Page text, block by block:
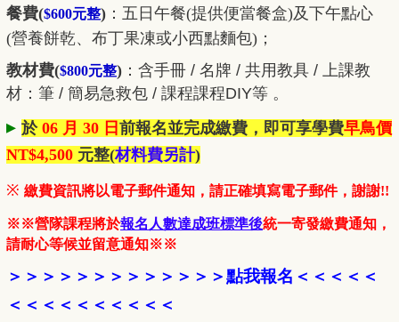
餐費($600元整) ：五日 午餐(提供便當餐盒)及下午點心
(營養餅乾、布丁果凍或小西點麵包)；
教材費($800元整) ： 含手冊 / 名牌 / 共用教具 / 上課教
材：筆 / 簡易急救包 / 課程課程DIY等 。
▸ 於 06 月 30 日 前報名並完成繳費，即可享學費早鳥價
NT$4,500 元整(材料費另計)
※ 繳費資訊將以電子郵件通知，請正確填寫電子郵件，謝謝!!
※※營隊課程將於報名人數達成班標準後統一寄發繳費通知，
請耐心等候並留意通知※※
＞＞＞＞＞＞＞＞＞＞ ＞＞ ＞點我報名 ＜ ＜＜＜ ＜
＜＜ ＜＜＜＜＜＜＜＜